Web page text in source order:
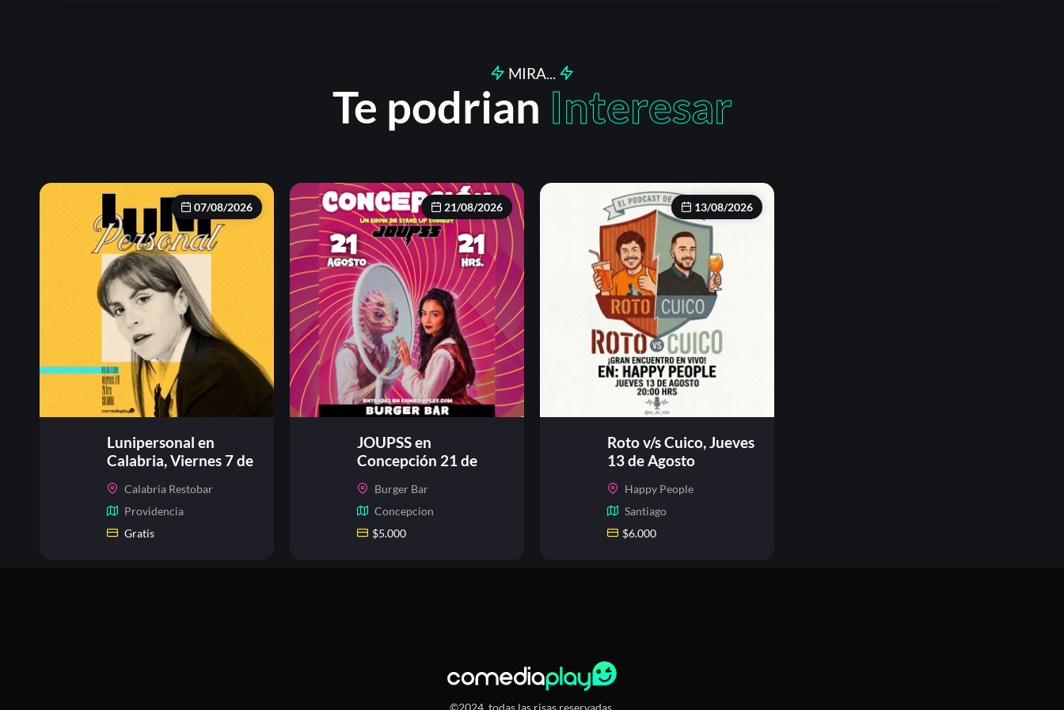
MIRA...
Te podrian Interesar
07/08/2026
Lunipersonal en
Calabria, Viernes 7 de
agosto
Calabria Restobar
Providencia
Gratis
21/08/2026
JOUPSS en
Concepción 21 de
agosto
Burger Bar
Concepcion
$5.000
13/08/2026
Roto v/s Cuico, Jueves
13 de Agosto
Happy People
Santiago
$6.000
©2024, todas las risas reservadas.